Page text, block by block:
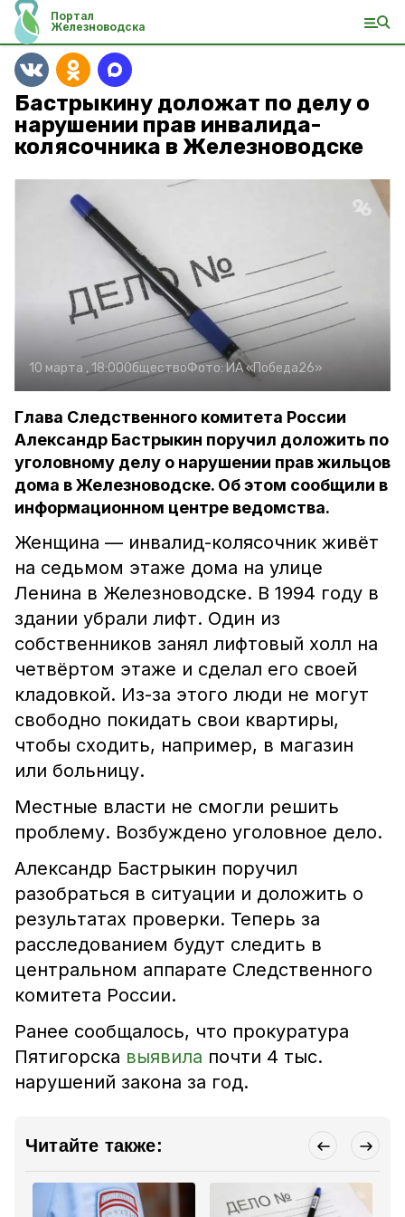
Портал
Железноводска
Бастрыкину доложат по делу о
нарушении прав инвалида-
колясочника в Железноводске
10 марта , 18:00ОбществоФото: ИА «Победа26»
Глава Следственного комитета России
Александр Бастрыкин поручил доложить по
уголовному делу о нарушении прав жильцов
дома в Железноводске. Об этом сообщили в
информационном центре ведомства.
Женщина — инвалид-колясочник живёт
на седьмом этаже дома на улице
Ленина в Железноводске. В 1994 году в
здании убрали лифт. Один из
собственников занял лифтовый холл на
четвёртом этаже и сделал его своей
кладовкой. Из-за этого люди не могут
свободно покидать свои квартиры,
чтобы сходить, например, в магазин
или больницу.
Местные власти не смогли решить
проблему. Возбуждено уголовное дело.
Александр Бастрыкин поручил
разобраться в ситуации и доложить о
результатах проверки. Теперь за
расследованием будут следить в
центральном аппарате Следственного
комитета России.
Ранее сообщалось, что прокуратура
Пятигорска выявила почти 4 тыс.
нарушений закона за год.
Читайте также: